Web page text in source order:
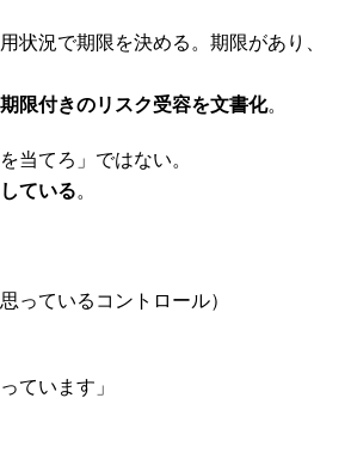
状況で期限を決める。期限があり、
期限付きのリスク受容を文書化。
当てろ」ではない。
ている。
っているコントロール）
ています」